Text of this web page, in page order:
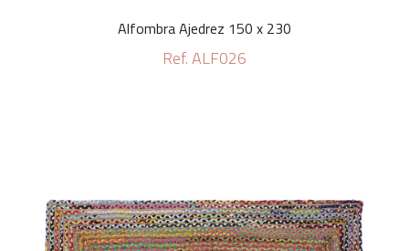
Alfombra Ajedrez 150 x 230
Ref. ALF026